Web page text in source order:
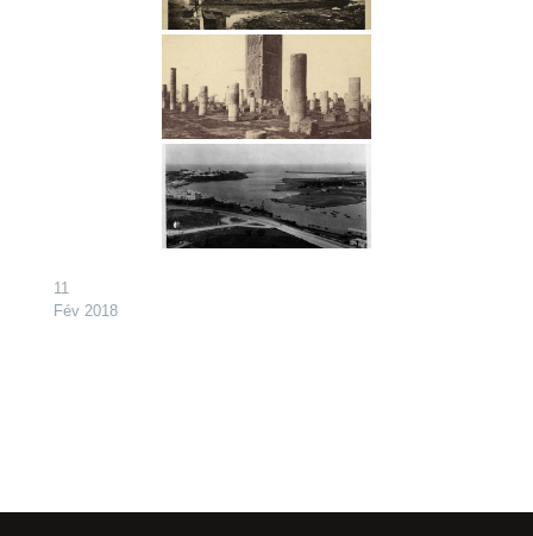
11
Fév 2018